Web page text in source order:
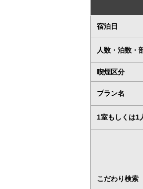
宿泊日
人数・泊数・
喫煙区分
プラン名
1室もしくは1
こだわり検索